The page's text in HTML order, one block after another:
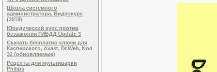
Школа системного
администратора. Видеокурс
(2019)
Юридический курс против
беззакония ГИБДД Update 3
Скачать бесплатно ключи для
Касперского, Avast, Dr.Web, Nod
32 (обновляемые)
Рецепты для мультиварки
Philips